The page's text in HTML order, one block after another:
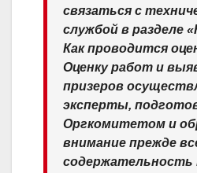
связаться с
службой в разделе
Как проводится
Оценку работ и
призеров
эксперты,
Оргкомитетом и
внимание прежде
содержательность